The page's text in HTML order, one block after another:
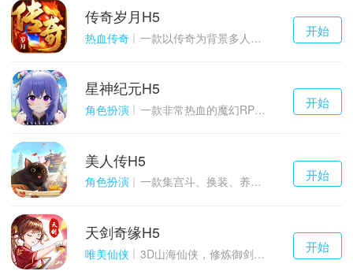
千百度h5
游戏
开始
传奇岁月H5
热血传奇 一款以传奇为背景多人在线的ARPG大作
千百度h5
游戏
开始
星神纪元H5
角色扮演 一款非常热血的魔幻RPG游戏
千百度h5
游戏
开始
美人传H5
角色扮演 一款集宫斗、换装、养成等于一体的古装宫廷恋爱手游
千百度h5
游戏
开始
天剑奇缘H5
唯美仙侠 3D山海仙侠，修炼御剑情缘